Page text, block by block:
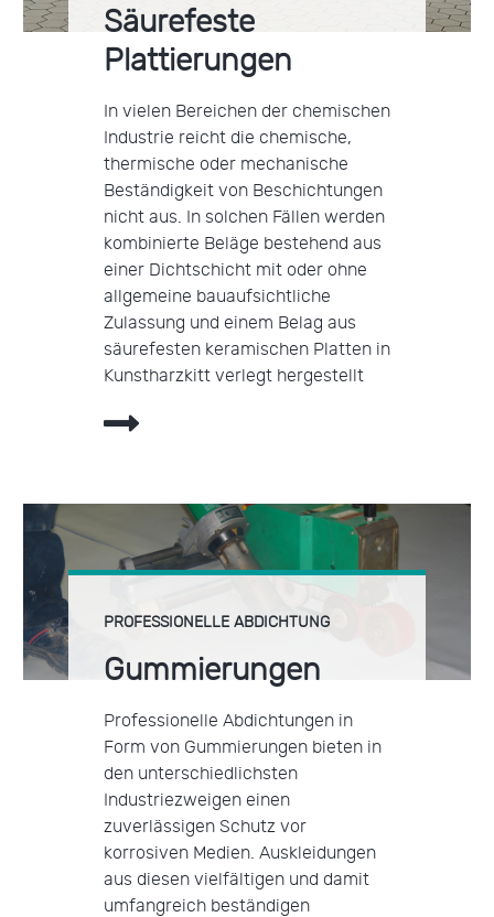
Säurefeste
Plattierungen
In vielen Bereichen der chemischen
Industrie reicht die chemische,
thermische oder mechanische
Beständigkeit von Beschichtungen
nicht aus. In solchen Fällen werden
kombinierte Beläge bestehend aus
einer Dichtschicht mit oder ohne
allgemeine bauaufsichtliche
Zulassung und einem Belag aus
säurefesten keramischen Platten in
Kunstharzkitt verlegt hergestellt
PROFESSIONELLE ABDICHTUNG
Gummierungen
Professionelle Abdichtungen in
Form von Gummierungen bieten in
den unterschiedlichsten
Industriezweigen einen
zuverlässigen Schutz vor
korrosiven Medien. Auskleidungen
aus diesen vielfältigen und damit
umfangreich beständigen